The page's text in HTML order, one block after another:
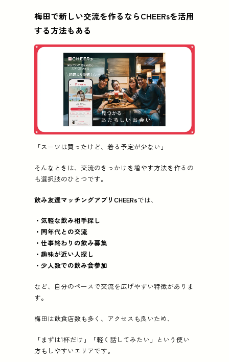
梅田で新しい交流を作るならCHEERsを活用
する方法もある
「スーツは買ったけど、着る予定が少ない」
そんなときは、交流のきっかけを増やす方法を作るの
も選択肢のひとつです。
飲み友達マッチングアプリCHEERsでは、
・気軽な飲み相手探し
・同年代との交流
・仕事終わりの飲み募集
・趣味が近い人探し
・少人数での飲み会参加
など、自分のペースで交流を広げやすい特徴がありま
す。
梅田は飲食店数も多く、アクセスも良いため、
「まずは1杯だけ」「軽く話してみたい」という使い
方もしやすいエリアです。